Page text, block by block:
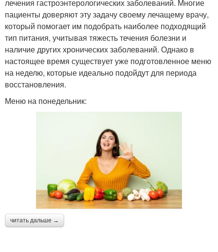
лечения гастроэнтерологических заболеваний. Многие
пациенты доверяют эту задачу своему лечащему врачу,
который помогает им подобрать наиболее подходящий
тип питания, учитывая тяжесть течения болезни и
наличие других хронических заболеваний. Однако в
настоящее время существует уже подготовленное меню
на неделю, которые идеально подойдут для периода
восстановления.
Меню на понедельник:
читать дальше →